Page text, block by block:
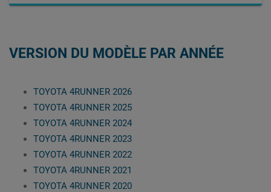
VERSION DU MODÈLE PAR ANNÉE
TOYOTA 4RUNNER 2026
TOYOTA 4RUNNER 2025
TOYOTA 4RUNNER 2024
TOYOTA 4RUNNER 2023
TOYOTA 4RUNNER 2022
TOYOTA 4RUNNER 2021
TOYOTA 4RUNNER 2020